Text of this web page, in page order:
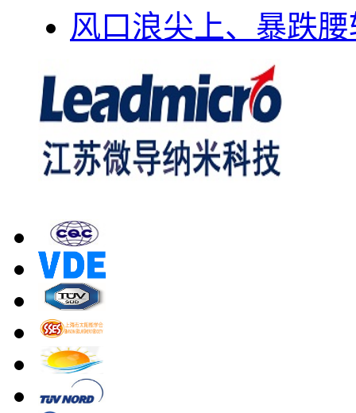
风口浪尖上、暴跌